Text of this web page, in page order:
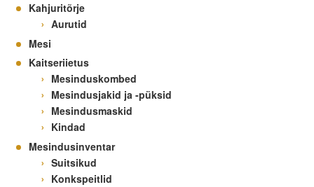
Kahjuritõrje
Aurutid
Mesi
Kaitseriietus
Mesinduskombed
Mesindusjakid ja -püksid
Mesindusmaskid
Kindad
Mesindusinventar
Suitsikud
Konkspeitlid